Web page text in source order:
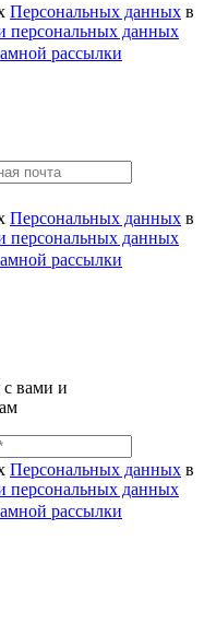
Персональных данных в
персональных данных
рассылки
Персональных данных в
персональных данных
рассылки
вами и
Персональных данных в
персональных данных
рассылки